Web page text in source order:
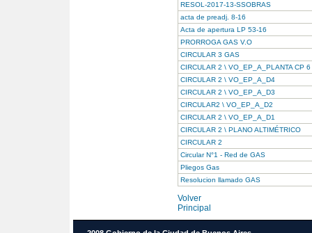
RESOL-2017-13-SSOBRAS
acta de preadj. 8-16
Acta de apertura LP 53-16
PRORROGA GAS V.O
CIRCULAR 3 GAS
CIRCULAR 2 \ VO_EP_A_PLANTA CP 6
CIRCULAR 2 \ VO_EP_A_D4
CIRCULAR 2 \ VO_EP_A_D3
CIRCULAR2 \ VO_EP_A_D2
CIRCULAR 2 \ VO_EP_A_D1
CIRCULAR 2 \ PLANO ALTIMÉTRICO
CIRCULAR 2
Circular N°1 - Red de GAS
Pliegos Gas
Resolucion llamado GAS
Volver
Principal